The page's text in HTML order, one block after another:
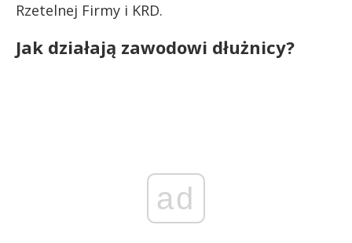
Rzetelnej Firmy i KRD.
Jak działają zawodowi dłużnicy?
ad